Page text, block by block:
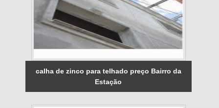
calha de zinco para telhado preço Bairro da
Estação